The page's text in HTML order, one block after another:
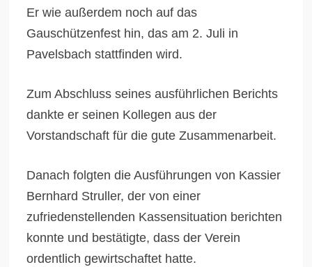
Er wie außerdem noch auf das
Gauschützenfest hin, das am 2. Juli in
Pavelsbach stattfinden wird.
Zum Abschluss seines ausführlichen Berichts
dankte er seinen Kollegen aus der
Vorstandschaft für die gute Zusammenarbeit.
Danach folgten die Ausführungen von Kassier
Bernhard Struller, der von einer
zufriedenstellenden Kassensituation berichten
konnte und bestätigte, dass der Verein
ordentlich gewirtschaftet hatte.